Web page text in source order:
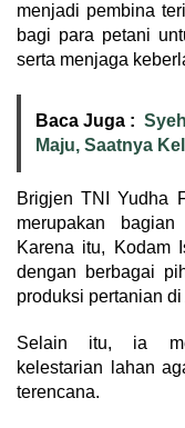
menjadi pembina
bagi para petani
serta menjaga
Baca Juga :
Maju, Saatnya
Brigjen TNI Yudha
merupakan
Karena itu, Kodam
dengan berbagai
produksi pertanian di
Selain itu, ia
kelestarian lahan
terencana.